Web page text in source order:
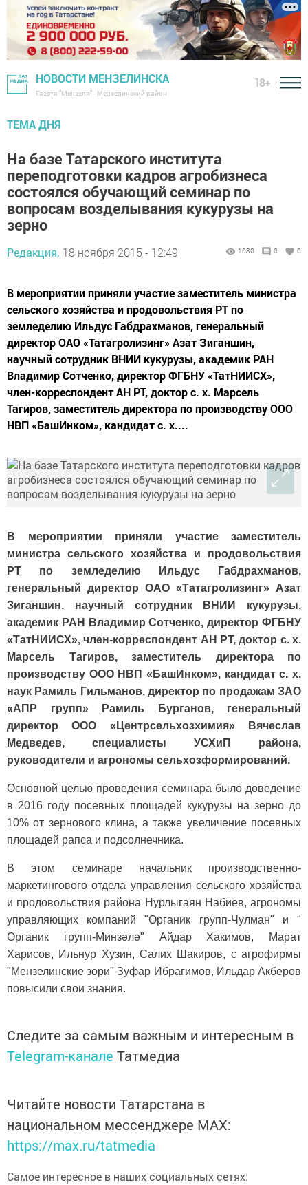
НОВОСТИ МЕНЗЕЛИНСКА
Газета "Мензеля" - Мензелинский район
18+
ТЕМА ДНЯ
На базе Татарского института
переподготовки кадров агробизнеса
состоялся обучающий семинар по
вопросам возделывания кукурузы на
зерно
Редакция, 18 ноября 2015 - 12:49 1080 0 0
В мероприятии приняли участие заместитель министра
сельского хозяйства и продовольствия РТ по
земледелию Ильдус Габдрахманов, генеральный
директор ОАО «Татагролизинг» Азат Зиганшин,
научный сотрудник ВНИИ кукурузы, академик РАН
Владимир Сотченко, директор ФГБНУ «ТатНИИСХ»,
член-корреспондент АН РТ, доктор с. х. Марсель
Тагиров, заместитель директора по производству ООО
НВП «БашИнком», кандидат с. х....
В мероприятии приняли участие заместитель
министра сельского хозяйства и продовольствия
РТ по земледелию Ильдус Габдрахманов,
генеральный директор ОАО «Татагролизинг» Азат
Зиганшин, научный сотрудник ВНИИ кукурузы,
академик РАН Владимир Сотченко, директор ФГБНУ
«ТатНИИСХ», член-корреспондент АН РТ, доктор с. х.
Марсель Тагиров, заместитель директора по
производству ООО НВП «БашИнком», кандидат с. х.
наук Рамиль Гильманов, директор по продажам ЗАО
«АПР групп» Рамиль Бурганов, генеральный
директор ООО «Центрсельхозхимия» Вячеслав
Медведев, специалисты УСХиП района,
руководители и агрономы сельхозформирований.
Основной целью проведения семинара было доведение
в 2016 году посевных площадей кукурузы на зерно до
10% от зернового клина, а также увеличение посевных
площадей рапса и подсолнечника.
В этом семинаре начальник производственно-
маркетингового отдела управления сельского хозяйства
и продовольствия района Нурлыгаян Набиев, агрономы
управляющих компаний "Органик групп-Чулман" и "
Органик групп-Минзәлә" Айдар Хакимов, Марат
Харисов, Ильнур Хузин, Салих Шакиров, с агрофирмы
"Мензелинские зори" Зуфар Ибрагимов, Ильдар Акберов
повысили свои знания.
Следите за самым важным и интересным в
Telegram-канале Татмедиа
Читайте новости Татарстана в
национальном мессенджере MАХ:
https://max.ru/tatmedia
Самое интересное в наших социальных сетях: